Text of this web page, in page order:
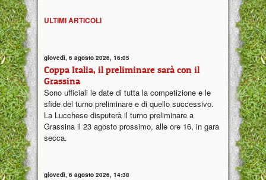
ULTIMI ARTICOLI
giovedì, 6 agosto 2026, 16:05
Coppa Italia, il preliminare sarà con il
Grassina
Sono ufficiali le date di tutta la competizione e le
sfide del turno preliminare e di quello successivo.
La Lucchese disputerà il turno preliminare a
Grassina il 23 agosto prossimo, alle ore 16, in gara
secca.
giovedì, 6 agosto 2026, 14:38